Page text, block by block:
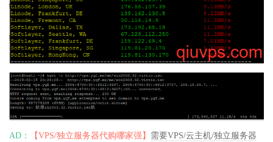
AD： 【VPS/独立服务器代购哪家强】 需要VPS/云主机/独立服务器